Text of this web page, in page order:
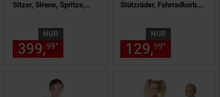
Sitzer, Sirene, Spritze,
Fernbedienung
NUR
399,99* € Sternchen
Stützräder, Fahrradkorb,
(Classic)
NUR
129,99*